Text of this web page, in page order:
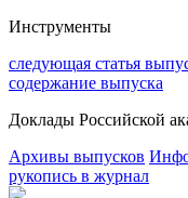
Инструменты
следующая статья
содержание выпуска
Доклады Российской
Архивы выпусков
рукопись в журнал